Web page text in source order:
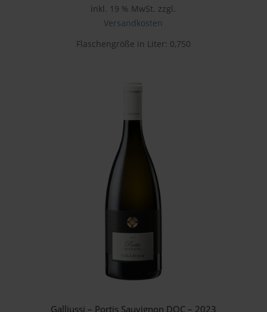
inkl. 19 % MwSt. zzgl.
Versandkosten
Flaschengröße in Liter: 0,750
Galliussi – Portis Sauvignon DOC – 2023